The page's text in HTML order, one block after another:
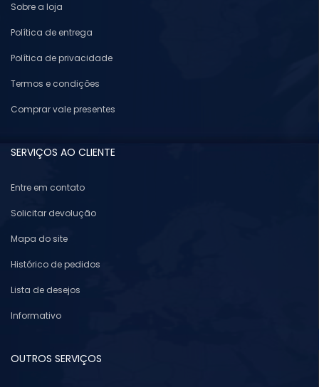
Sobre a loja
Política de entrega
Política de privacidade
Termos e condições
Comprar vale presentes
SERVIÇOS AO CLIENTE
Entre em contato
Solicitar devolução
Mapa do site
Histórico de pedidos
Lista de desejos
Informativo
OUTROS SERVIÇOS